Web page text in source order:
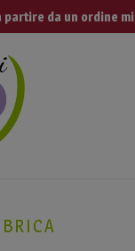
da un ordine
modal-check